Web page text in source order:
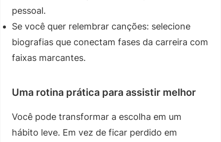
pessoal.
Se você quer relembrar canções: selecione
biografias que conectam fases da carreira com
faixas marcantes.
Uma rotina prática para assistir melhor
Você pode transformar a escolha em um
hábito leve. Em vez de ficar perdido em